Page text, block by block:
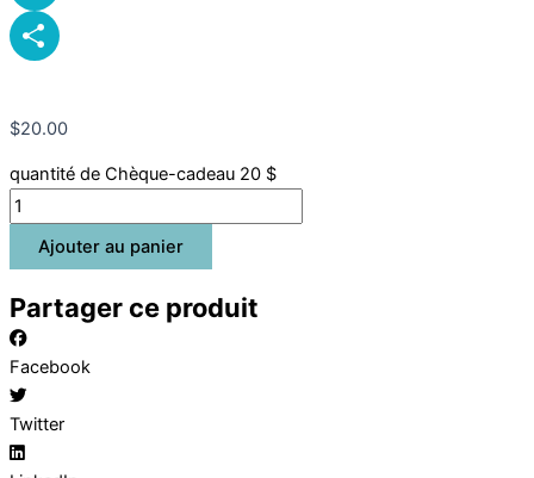
Pinterest
$20.00
quantité de Chèque-cadeau 20 $
Ajouter au panier
Partager ce produit
Facebook
Twitter